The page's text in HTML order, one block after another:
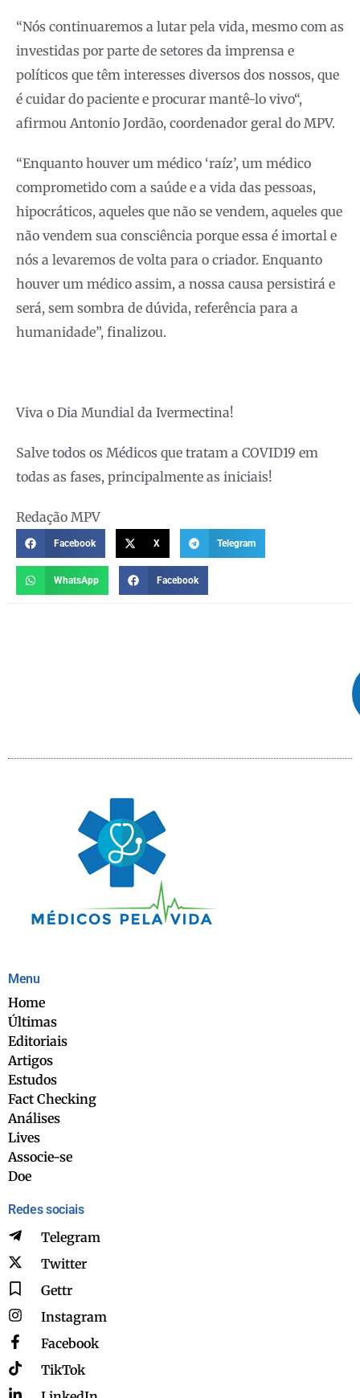
“Nós continuaremos a lutar pela vida, mesmo com as
investidas por parte de setores da imprensa e
políticos que têm interesses diversos dos nossos, que
é cuidar do paciente e procurar mantê-lo vivo“,
afirmou Antonio Jordão, coordenador geral do MPV.
“Enquanto houver um médico ‘raíz’, um médico
comprometido com a saúde e a vida das pessoas,
hipocráticos, aqueles que não se vendem, aqueles que
não vendem sua consciência porque essa é imortal e
nós a levaremos de volta para o criador. Enquanto
houver um médico assim, a nossa causa persistirá e
será, sem sombra de dúvida, referência para a
humanidade”, finalizou.
Viva o Dia Mundial da Ivermectina!
Salve todos os Médicos que tratam a COVID19 em
todas as fases, principalmente as iniciais!
Redação MPV
Facebook X Telegram
WhatsApp Facebook
Menu
Home
Últimas
Editoriais
Artigos
Estudos
Fact Checking
Análises
Lives
Associe-se
Doe
Redes sociais
Telegram
Twitter
Gettr
Instagram
Facebook
TikTok